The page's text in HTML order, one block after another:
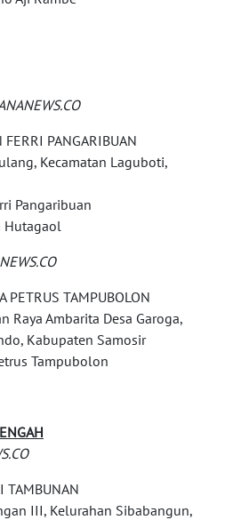
PANGARIBUAN
Kecamatan Laguboti,
Pangaribuan
Hutagaol
PETRUS TAMPUBOLON
Raya Ambarita Desa Garoga,
Kabupaten Samosir
Tampubolon
TAMBUNAN
III, Kelurahan Sibabangun,